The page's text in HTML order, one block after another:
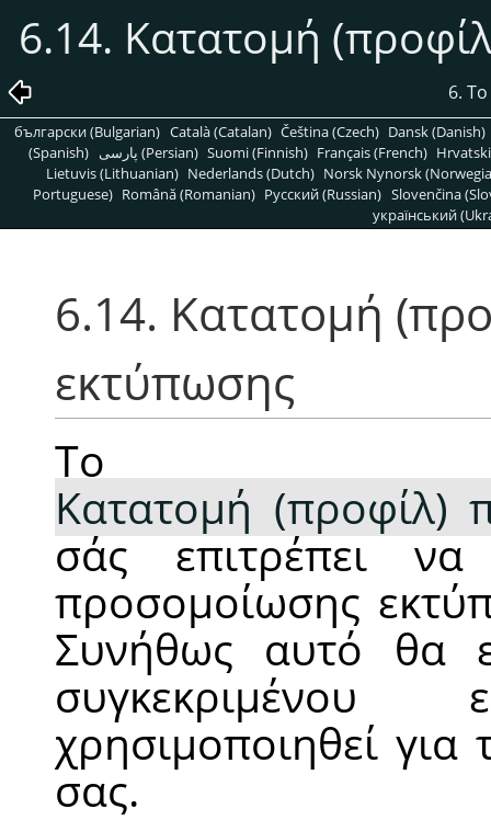
6.14. Κατατομή
6.
български (Bulgarian) Català (Catalan) Čeština (Czech) Dansk (Danish)
(Spanish)
پارسی (Persian) Suomi (Finnish) Français (French)
Lietuvis (Lithuanian) Nederlands (Dutch) Norsk Nynorsk
Portuguese) Română (Romanian) Pусский (Russian) Slovenčina
український
6.14. Κατατομή
εκτύπωσης
Το
Κατατομή (προφίλ)
σάς επιτρέπει
προσομοίωσης
Συνήθως αυτό θα
χρησιμοποιηθεί
σας.